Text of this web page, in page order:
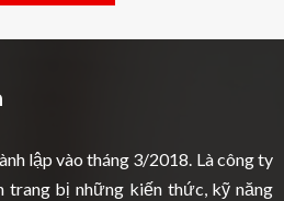
lập vào tháng 3/2018. Là công ty
bị những kiến thức, kỹ năng